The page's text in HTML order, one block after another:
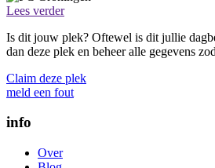
Lees verder
Is dit jouw plek? Oftewel is dit jullie
dan deze plek en beheer alle gegevens
Claim deze plek
meld een fout
info
Over